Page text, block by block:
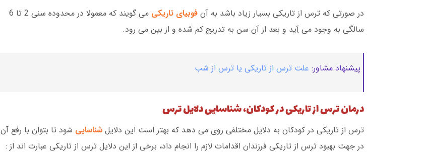
در صورتی که ترس از تاریکی بسیار زیاد باشد به آن فوبیای تاریکی
می گویند که معمولا در محدوده سنی 2 تا 6
سالگی به وجود می آِید و بعد از آن سن به تدریج کم شده و از بین می رود.
پیشنهاد مشاور: علت ترس از تاریکی یا ترس از شب
درمان ترس از تاریکی در کودکان، شناسایی دلایل ترس
ترس از تاریکی در کودکان به دلایل مختلفی روی می دهد که بهتر است این دلایل شناسایی شود تا بتوان با رفع آن
در جهت بهبود ترس از تاریکی فرزندان اقدامات لازم را انجام داد، برخی از این دلایل ترس از تاریکی عبارت اند از :